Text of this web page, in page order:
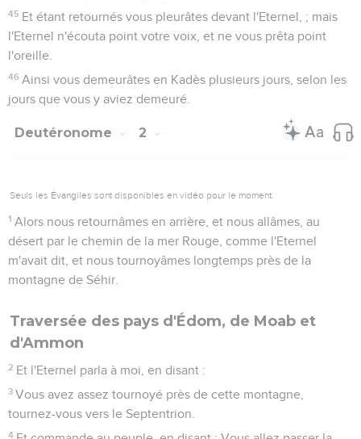
45 Et étant retournés vous pleurâtes devant l'Eternel, ; mais
l'Eternel n'écouta point votre voix, et ne vous prêta point
l'oreille.
46 Ainsi vous demeurâtes en Kadès plusieurs jours, selon les
jours que vous y aviez demeuré.
Deutéronome 2
Seuls les Évangiles sont disponibles en vidéo pour le moment.
1 Alors nous retournâmes en arrière, et nous allâmes, au
désert par le chemin de la mer Rouge, comme l'Eternel
m'avait dit, et nous tournoyâmes longtemps près de la
montagne de Séhir.
Traversée des pays d'Édom, de Moab et
d'Ammon
2 Et l'Eternel parla à moi, en disant :
3 Vous avez assez tournoyé près de cette montagne,
tournez-vous vers le Septentrion.
4